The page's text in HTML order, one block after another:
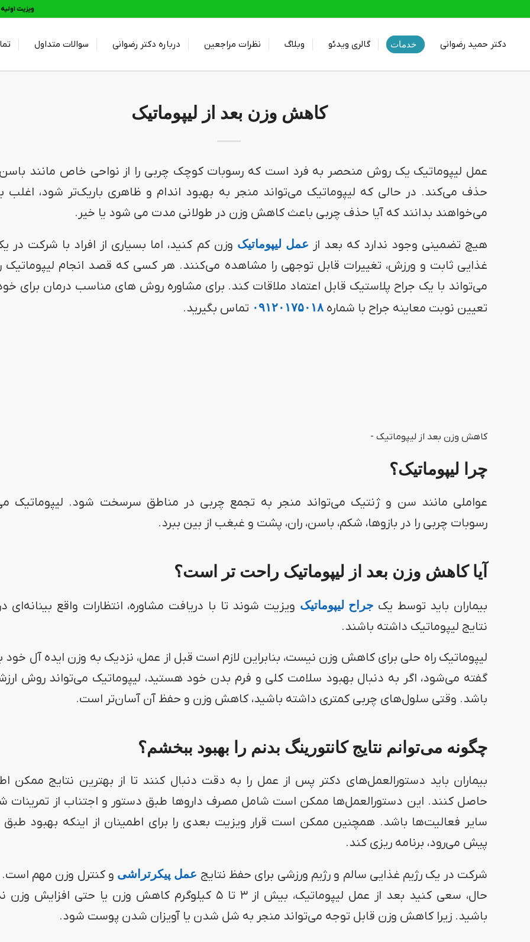
ویزیت اولیه
دکتر حمید رضوانی خدمات گالری ویدئو وبلاگ نظرات مراجعین درباره دکتر رضوانی سوالات متداول
کاهش وزن بعد از لیپوماتیک
عمل لیپوماتیک یک روش منحصر به فرد است که رسوبات کوچک چربی را از نواحی خاص مانند
حذف می‌کند. در حالی که لیپوماتیک می‌تواند منجر به بهبود اندام و ظاهری باریک‌تر شود، اغلب
می‌خواهند بدانند که آیا حذف چربی باعث کاهش وزن در طولانی مدت می شود یا خیر.
هیچ تضمینی وجود ندارد که بعد از عمل لیپوماتیک وزن کم کنید، اما بسیاری از افراد با شرکت در
غذایی ثابت و ورزش، تغییرات قابل توجهی را مشاهده می‌کنند. هر کسی که قصد انجام لیپوماتیک را
می‌تواند با یک جراح پلاستیک قابل اعتماد ملاقات کند. برای مشاوره روش های مناسب درمان برای
تعیین نوبت معاینه جراح با شماره ۰۹۱۲۰۱۷۵۰۱۸ تماس بگیرید.
کاهش وزن بعد از لیپوماتیک -
چرا لیپوماتیک؟
عواملی مانند سن و ژنتیک می‌تواند منجر به تجمع چربی در مناطق سرسخت شود. لیپوماتیک
رسوبات چربی را در بازوها، شکم، باسن، ران، پشت و غبغب از بین ببرد.
آیا کاهش وزن بعد از لیپوماتیک راحت تر است؟
بیماران باید توسط یک جراح لیپوماتیک ویزیت شوند تا با دریافت مشاوره، انتظارات واقع بینانه‌ای
نتایج لیپوماتیک داشته باشند.
لیپوماتیک راه حلی برای کاهش وزن نیست، بنابراین لازم است قبل از عمل، نزدیک به وزن ایده آل خود
گفته می‌شود، اگر به دنبال بهبود سلامت کلی و فرم بدن خود هستید، لیپوماتیک می‌تواند روش
باشد. وقتی سلول‌های چربی کمتری داشته باشید، کاهش وزن و حفظ آن آسان‌تر است.
چگونه می‌توانم نتایج کانتورینگ بدنم را بهبود ببخشم؟
بیماران باید دستورالعمل‌های دکتر پس از عمل را به دقت دنبال کنند تا از بهترین نتایج ممکن
حاصل کنند. این دستورالعمل‌ها ممکن است شامل مصرف داروها طبق دستور و اجتناب از تمرینات
سایر فعالیت‌ها باشد. همچنین ممکن است قرار ویزیت بعدی را برای اطمینان از اینکه بهبود طبق
پیش می‌رود، برنامه ریزی کند.
شرکت در یک رژیم غذایی سالم و رژیم ورزشی برای حفظ نتایج عمل پیکرتراشی و کنترل وزن مهم است.
حال، سعی کنید بعد از عمل لیپوماتیک، بیش از ۳ تا ۵ کیلوگرم کاهش وزن یا حتی
باشید. زیرا کاهش وزن قابل توجه می‌تواند منجر به شل شدن یا آویزان شدن پوست شود.